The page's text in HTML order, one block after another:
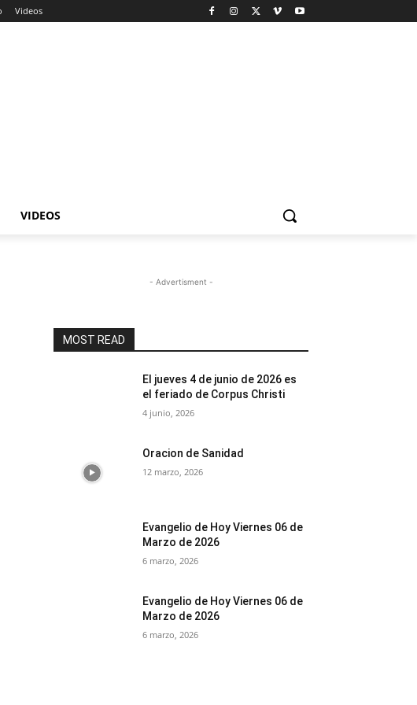
Videos
VIDEOS
- Advertisment -
MOST READ
El jueves 4 de junio de 2026 es
el feriado de Corpus Christi
4 junio, 2026
Oracion de Sanidad
12 marzo, 2026
Evangelio de Hoy Viernes 06 de
Marzo de 2026
6 marzo, 2026
Evangelio de Hoy Viernes 06 de
Marzo de 2026
6 marzo, 2026